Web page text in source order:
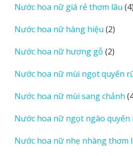
Nước hoa nữ giá rẻ thơm lâu 44
Nước hoa nữ hàng hiệu 22
phẩm
Nước hoa nữ hương gỗ 22
phẩm
Nước hoa nữ mùi ngọt quyến
Nước hoa nữ mùi sang chảnh
Nước hoa nữ ngọt ngào quyến
Nước hoa nữ nhẹ nhàng thơm